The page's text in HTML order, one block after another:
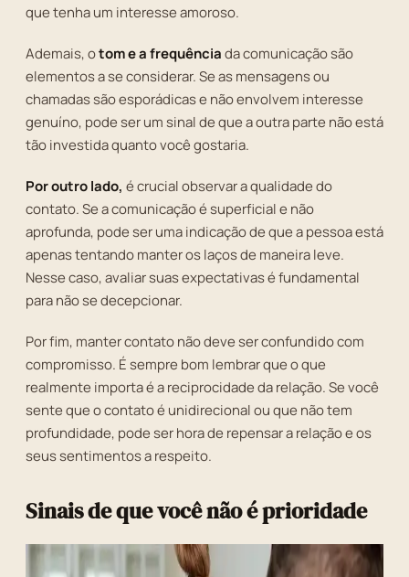
que tenha um interesse amoroso.
Ademais, otom e a frequênciada comunicação são
elementos a se considerar. Se as mensagens ou
chamadas são esporádicas e não envolvem interesse
genuíno, pode ser um sinal de que a outra parte não está
tão investida quanto você gostaria.
Por outro lado, é crucial observar a qualidade do
contato. Se a comunicação é superficial e não
aprofunda, pode ser uma indicação de que a pessoa está
apenas tentando manter os laços de maneira leve.
Nesse caso, avaliar suas expectativas é fundamental
para não se decepcionar.
Por fim, manter contato não deve ser confundido com
compromisso. É sempre bom lembrar que o que
realmente importa é a reciprocidade da relação. Se você
sente que o contato é unidirecional ou que não tem
profundidade, pode ser hora de repensar a relação e os
seus sentimentos a respeito.
Sinais de que você não é prioridade